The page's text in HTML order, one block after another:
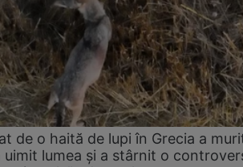
de o haită de lupi în Grecia a
uimit lumea și a stârnit o